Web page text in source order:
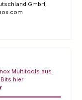
GmbH,
Multitools aus
hier